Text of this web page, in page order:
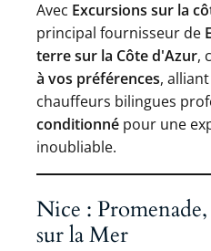
Avec Excursions sur la
principal fournisseur de
terre sur la Côte d'Azur,
à vos préférences,
chauffeurs bilingues
conditionné pour une
inoubliable.
Nice :
sur la Mer